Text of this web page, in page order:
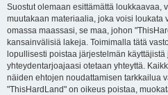
Suostut olemaan esittämättä loukkaavaa,
muutakaan materiaalia, joka voisi loukata
omassa maassasi, se maa, johon
kansainvälisiä lakeja. Toimimalla tätä
lopullisesti poistaa järjestelmän
yhteydentarjoajaasi otetaan yhteyttä.
näiden ehtojen noudattamisen tarkkailua
"ThisHardLand" on oikeus poistaa,